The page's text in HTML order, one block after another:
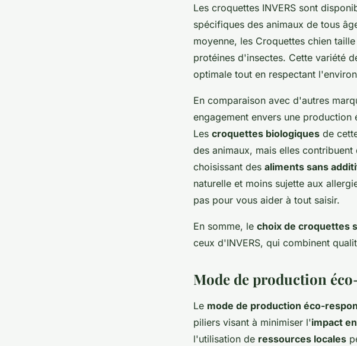
Les croquettes INVERS sont
spécifiques des animaux de tous
moyenne, les Croquettes chien
protéines d'insectes. Cette variété
optimale tout en respectant
En comparaison avec d'autres
engagement envers une
Les croquettes biologiques de
des animaux, mais elles
choisissant des aliments sans
naturelle et moins sujette aux
pas pour vous aider à tout saisir.
En somme, le choix de croquettes
ceux d'INVERS, qui combinent
Mode de production
Le mode de production éco-
piliers visant à minimiser l'impact
l'utilisation de ressources locales